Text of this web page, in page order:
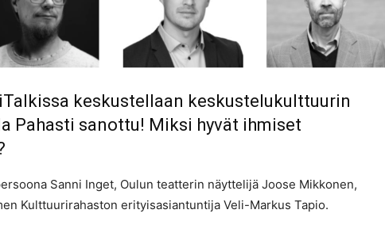
keskustellaan keskustelukulttuurin
Pahasti sanottu! Miksi hyvät ihmiset
Sanni Inget, Oulun teatterin näyttelijä Joose Mikkonen,
Kulttuurirahaston erityisasiantuntija Veli-Markus Tapio.